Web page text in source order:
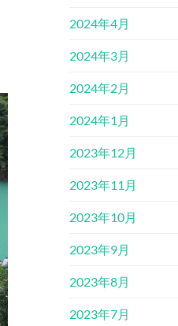
2024年4月
2024年3月
2024年2月
2024年1月
2023年12月
2023年11月
2023年10月
2023年9月
2023年8月
2023年7月